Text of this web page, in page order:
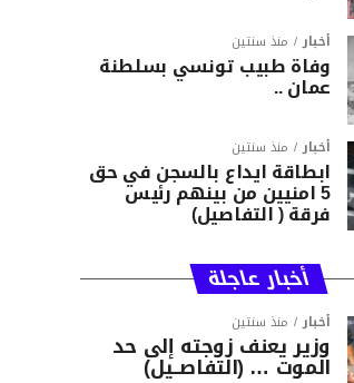
أخبار منذ سنتين
وفاة طبيب تونسي بسلطنة
عمان ..
أخبار منذ سنتين
ابطاقة ايداع بالسجن في حق
5 امنيين من بينهم رئيس
فرقة ( التفاصيل)
أخبار عاجلة
أخبار منذ سنتين
وزير يعنف زوجته إلى حد
الموت … (التفاصــيل)